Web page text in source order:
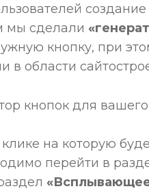
мы сделали
кнопку, при
области
кнопок для вашего
на которую
перейти в